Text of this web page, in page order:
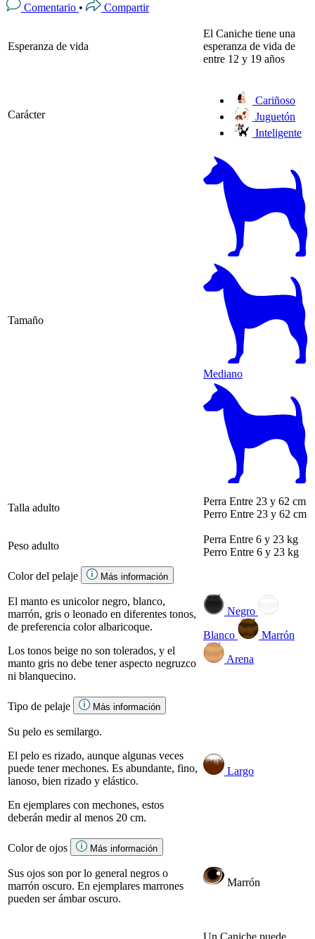
Comentario • Compartir
Esperanza de vida
El Caniche tiene una
esperanza de vida de
entre 12 y 19 años
Carácter
Cariñoso
Juguetón
Inteligente
Tamaño
Mediano
Talla adulto
Perra Entre 23 y 62 cm
Perro Entre 23 y 62 cm
Peso adulto
Perra Entre 6 y 23 kg
Perro Entre 6 y 23 kg
Color del pelaje
Más información
El manto es unicolor negro, blanco,
marrón, gris o leonado en diferentes tonos,
de preferencia color albaricoque.
Los tonos beige no son tolerados, y el
manto gris no debe tener aspecto negruzco
ni blanquecino.
Negro
Blanco
Marrón
Arena
Tipo de pelaje Más información
Su pelo es semilargo.
El pelo es rizado, aunque algunas veces
puede tener mechones. Es abundante, fino,
lanoso, bien rizado y elástico.
En ejemplares con mechones, estos
deberán medir al menos 20 cm.
Largo
Color de ojos Más información
Sus ojos son por lo general negros o
marrón oscuro. En ejemplares marrones
pueden ser ámbar oscuro.
Marrón
Un Caniche puede